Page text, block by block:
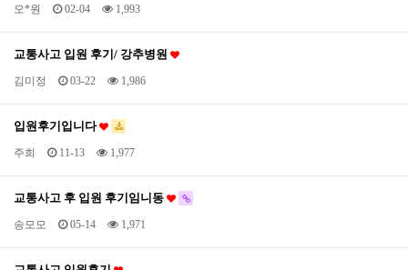
오*원 02-04 1,993
교통사고 입원 후기/ 강추병원
김미정 03-22 1,986
입원후기입니다
주희 11-13 1,977
교통사고 후 입원 후기임니동
송모모 05-14 1,971